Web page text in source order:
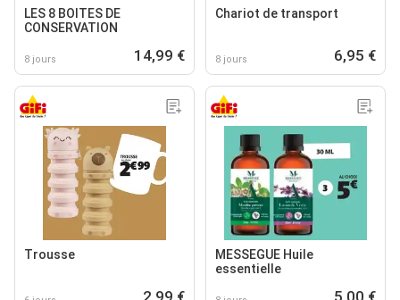
LES 8 BOITES DE
CONSERVATION
8 jours 14,99 €
Chariot de transport
8 jours 6,95 €
Trousse
2,99 €
MESSEGUE Huile
essentielle
5,00 €